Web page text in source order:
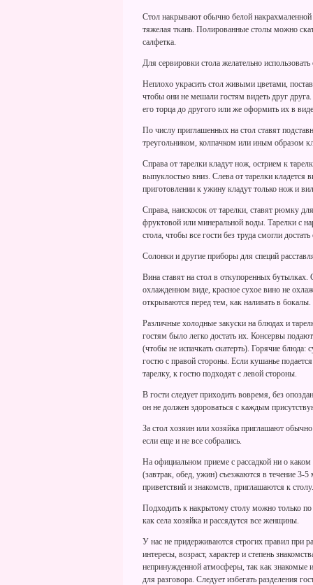
Стол накрывают обычно белой накрахмаленной
тяжелая ткань. Полированные столы можно
салфетка.
Для сервировки стола желательно
Неплохо украсить стол живыми цветами,
чтобы они не мешали гостям видеть друг
его торца до другого или же оформить их в
По числу приглашенных на стол ставят
треугольником, колпачком или иным образом
Справа от тарелки кладут нож, острием к
выпуклостью вниз. Слева от тарелки кладется
приготовлении к ужину кладут только нож и
Справа, наискосок от тарелки, ставят рюмку
фруктовой или минеральной воды. Тарелки с
стола, чтобы все гости без труда смогли достать
Солонки и другие приборы для специй
Вина ставят на стол в откупоренных
охлажденном виде, красное сухое вино не
открываются перед тем, как наливать в бокалы.
Различные холодные закуски на блюдах и
гостям было легко достать их. Консервы
(чтобы не испачкать скатерть). Горячие блюда:
гостю с правой стороны. Если кушанье
тарелку, к гостю подходят с левой стороны.
В гости следует приходить вовремя, без
он не должен здороваться с каждым
За стол хозяин или хозяйка приглашают
если еще и не все собрались.
На официальном приеме с рассадкой ни о
(завтрак, обед, ужин) съезжаются в течение 3-
приветствий и знакомств, приглашаются к столу.
Подходить к накрытому столу можно только
как села хозяйка и рассядутся все женщины.
У нас не придерживаются строгих правил при
интересы, возраст, характер и степень
непринужденной атмосферы, так как знакомые
для разговора. Следует избегать разделения